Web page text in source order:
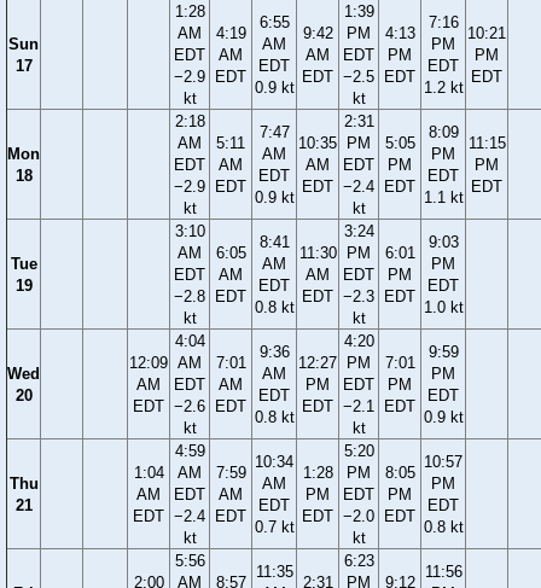
Sun
17
1:28
AM
EDT
−2.9
kt
4:19
AM
EDT
6:55
AM
EDT
0.9 kt
9:42
AM
EDT
1:39
PM
EDT
−2.5
kt
4:13
PM
EDT
7:16
PM
EDT
1.2 kt
10:21
PM
EDT
Mon
18
2:18
AM
EDT
−2.9
kt
5:11
AM
EDT
7:47
AM
EDT
0.9 kt
10:35
AM
EDT
2:31
PM
EDT
−2.4
kt
5:05
PM
EDT
8:09
PM
EDT
1.1 kt
11:15
PM
EDT
Tue
19
3:10
AM
EDT
−2.8
kt
6:05
AM
EDT
8:41
AM
EDT
0.8 kt
11:30
AM
EDT
3:24
PM
EDT
−2.3
kt
6:01
PM
EDT
9:03
PM
EDT
1.0 kt
Wed
20
12:09
AM
EDT
4:04
AM
EDT
−2.6
kt
7:01
AM
EDT
9:36
AM
EDT
0.8 kt
12:27
PM
EDT
4:20
PM
EDT
−2.1
kt
7:01
PM
EDT
9:59
PM
EDT
0.9 kt
Thu
21
1:04
AM
EDT
4:59
AM
EDT
−2.4
kt
7:59
AM
EDT
10:34
AM
EDT
0.7 kt
1:28
PM
EDT
5:20
PM
EDT
−2.0
kt
8:05
PM
EDT
10:57
PM
EDT
0.8 kt
2:00
5:56
AM
8:57
11:35
2:31
6:23
PM
9:12
11:56